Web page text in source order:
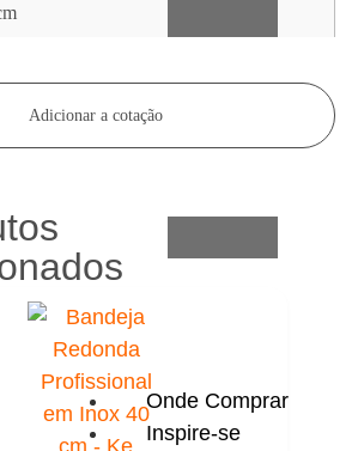
Onde Comprar
Inspire-se
Adicionar a cotação